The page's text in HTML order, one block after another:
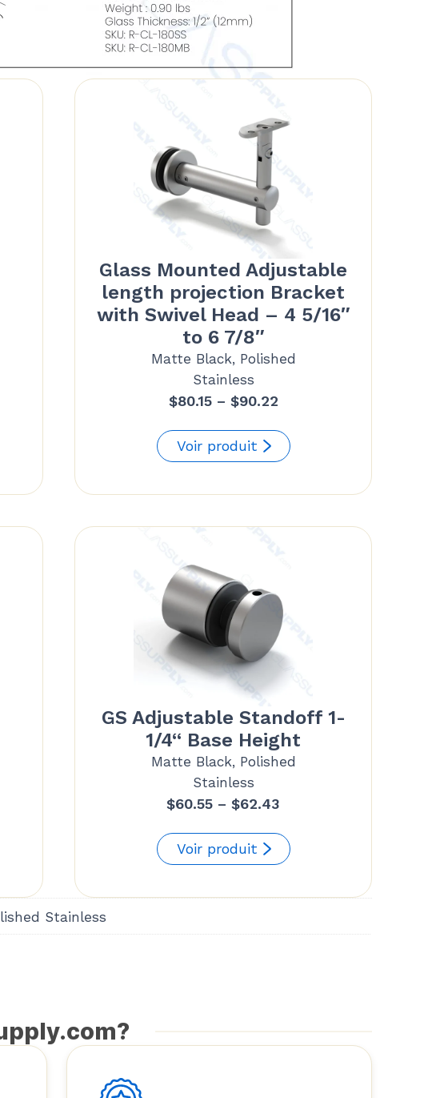
Glass Mounted Adjustable
length projection Bracket
with Swivel Head – 4 5/16″
to 6 7/8″
Matte Black, Polished
Stainless
$80.15 – $90.22Price
$80.15
through
$90.22
Voir produit
GS Adjustable Standoff 1-
1/4“ Base Height
Matte Black, Polished
Stainless
$60.55 – $62.43
$60.55
through
Voir produit
Stainless